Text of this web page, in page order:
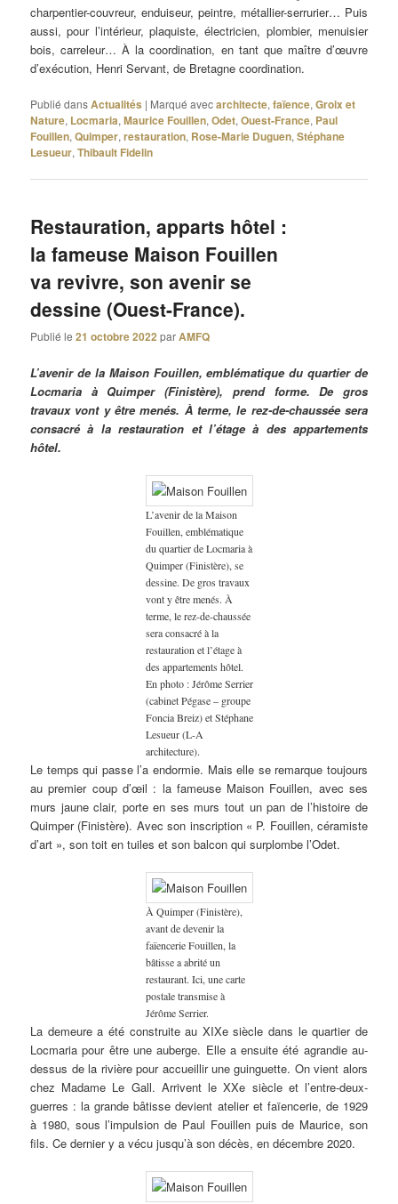
charpentier-couvreur, enduiseur, peintre, métallier-serrurier… Puis
aussi, pour l’intérieur, plaquiste, électricien, plombier, menuisier
bois, carreleur… À la coordination, en tant que maître d’œuvre
d’exécution, Henri Servant, de Bretagne coordination.
Publié dansActualités | Marqué avecarchitecte,faïence,Groix et
Nature, Locmaria,Maurice Fouillen,Odet,Ouest-France, Paul
Fouillen,Quimper,restauration, Rose-Marie Duguen,Stéphane
Lesueur,Thibault Fidelin
Restauration, apparts hôtel :
la fameuse Maison Fouillen
va revivre, son avenir se
dessine (Ouest-France).
Publié le21 octobre 2022 parAMFQ
L’avenir de la Maison Fouillen, emblématique du quartier de
Locmaria à Quimper (Finistère), prend forme. De gros
travaux vont y être menés. À terme, le rez-de-chaussée sera
consacré à la restauration et l’étage à des appartements
hôtel.
L’avenir de la Maison
Fouillen, emblématique
du quartier de Locmaria à
Quimper (Finistère), se
dessine. De gros travaux
vont y être menés. À
terme, le rez-de-chaussée
sera consacré à la
restauration et l’étage à
des appartements hôtel.
En photo : Jérôme Serrier
(cabinet Pégase – groupe
Foncia Breiz) et Stéphane
Lesueur (L-A
architecture).
Le temps qui passe l’a endormie. Mais elle se remarque toujours
au premier coup d’œil : la fameuse Maison Fouillen, avec ses
murs jaune clair, porte en ses murs tout un pan de l’histoire de
Quimper (Finistère). Avec son inscription « P. Fouillen, céramiste
d’art », son toit en tuiles et son balcon qui surplombe l’Odet.
À Quimper (Finistère),
avant de devenir la
faïencerie Fouillen, la
bâtisse a abrité un
restaurant. Ici, une carte
postale transmise à
Jérôme Serrier.
La demeure a été construite au XIXe siècle dans le quartier de
Locmaria pour être une auberge. Elle a ensuite été agrandie au-
dessus de la rivière pour accueillir une guinguette. On vient alors
chez Madame Le Gall. Arrivent le XXe siècle et l’entre-deux-
guerres : la grande bâtisse devient atelier et faïencerie, de 1929
à 1980, sous l’impulsion de Paul Fouillen puis de Maurice, son
fils. Ce dernier y a vécu jusqu’à son décès, en décembre 2020.